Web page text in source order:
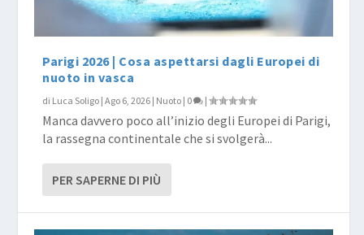
Parigi 2026 | Cosa aspettarsi dagli Europei di
nuoto in vasca
di Luca Soligo |Ago 6, 2026 | Nuoto | 0 |
Manca davvero poco all’inizio degli Europei di Parigi,
la rassegna continentale che si svolgerà...
PER SAPERNE DI PIÙ